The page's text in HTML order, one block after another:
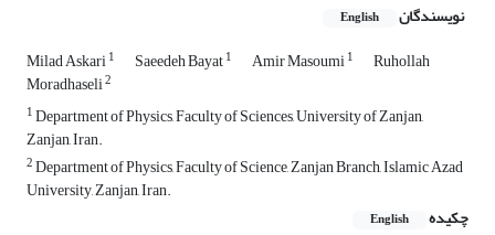
نویسندگان English
Milad Askari1 Saeedeh Bayat1 Amir Masoumi1 Ruhollah
Moradhaseli2
1Department of Physics, Faculty of Sciences, University of Zanjan,
Zanjan, Iran.
2Department of Physics, Faculty of Science, Zanjan Branch, Islamic Azad
University, Zanjan, Iran.
چکیده
English